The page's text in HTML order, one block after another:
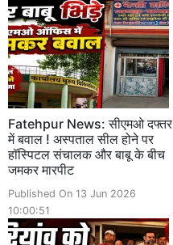
Fatehpur News: सीएमओ दफ्तर
में बवाल ! अस्पताल सील होने पर
हॉस्पिटल संचालक और बाबू के बीच
जमकर मारपीट
Published On 13 Jun 2026
10:00:51